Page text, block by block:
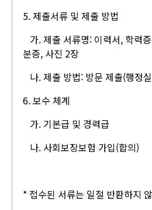
5. 제출서류 및 제출 방법
가. 제출 서류명: 이력서, 학력
분증, 사진 2장
나. 제출 방법: 방문 제출(행정
6. 보수 체계
가. 기본급 및 경력급
나. 사회보장보험 가입(합의)
* 접수된 서류는 일절 반환하지